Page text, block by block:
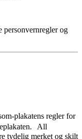
personvernreglerog
plakatens regler for
All
tydelig merket og skilt